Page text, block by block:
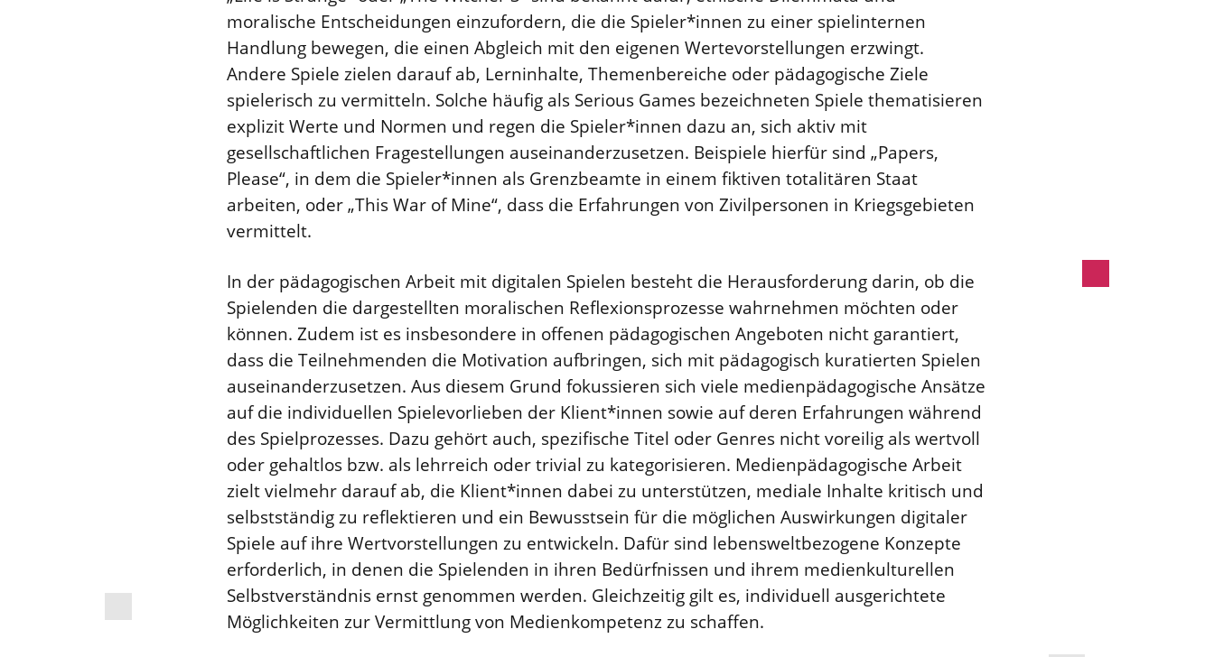
moralische Entscheidungen einzufordern, die die Spieler*innen zu einer spielinternen
Handlung bewegen, die einen Abgleich mit den eigenen Wertevorstellungen erzwingt.
Andere Spiele zielen darauf ab, Lerninhalte, Themenbereiche oder pädagogische Ziele
spielerisch zu vermitteln. Solche häufig als Serious Games bezeichneten Spiele thematisieren
explizit Werte und Normen und regen die Spieler*innen dazu an, sich aktiv mit
gesellschaftlichen Fragestellungen auseinanderzusetzen. Beispiele hierfür sind „Papers,
Please“, in dem die Spieler*innen als Grenzbeamte in einem fiktiven totalitären Staat
arbeiten, oder „This War of Mine“, dass die Erfahrungen von Zivilpersonen in Kriegsgebieten
vermittelt.
In der pädagogischen Arbeit mit digitalen Spielen besteht die Herausforderung darin, ob die
Spielenden die dargestellten moralischen Reflexionsprozesse wahrnehmen möchten oder
können. Zudem ist es insbesondere in offenen pädagogischen Angeboten nicht garantiert,
dass die Teilnehmenden die Motivation aufbringen, sich mit pädagogisch kuratierten Spielen
auseinanderzusetzen. Aus diesem Grund fokussieren sich viele medienpädagogische Ansätze
auf die individuellen Spielevorlieben der Klient*innen sowie auf deren Erfahrungen während
des Spielprozesses. Dazu gehört auch, spezifische Titel oder Genres nicht voreilig als wertvoll
oder gehaltlos bzw. als lehrreich oder trivial zu kategorisieren. Medienpädagogische Arbeit
zielt vielmehr darauf ab, die Klient*innen dabei zu unterstützen, mediale Inhalte kritisch und
selbstständig zu reflektieren und ein Bewusstsein für die möglichen Auswirkungen digitaler
Spiele auf ihre Wertvorstellungen zu entwickeln. Dafür sind lebensweltbezogene Konzepte
erforderlich, in denen die Spielenden in ihren Bedürfnissen und ihrem medienkulturellen
Selbstverständnis ernst genommen werden. Gleichzeitig gilt es, individuell ausgerichtete
Möglichkeiten zur Vermittlung von Medienkompetenz zu schaffen.